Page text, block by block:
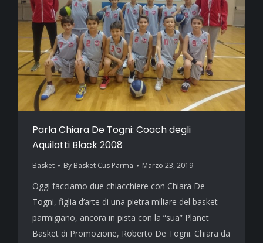
Parla Chiara De Togni: Coach degli
Aquilotti Black 2008
Basket By Basket Cus Parma Marzo 23, 2019
Oggi facciamo due chiacchiere con Chiara De
Togni, figlia d’arte di una pietra miliare del basket
parmigiano, ancora in pista con la “sua” Planet
Basket di Promozione, Roberto De Togni. Chiara da